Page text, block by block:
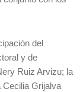
del
y de
Ruiz Arvizu; la
Cecilia Grijalva